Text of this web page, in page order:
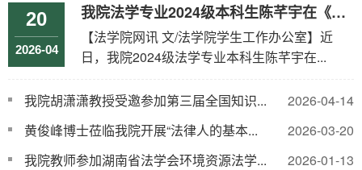
20
2026-04
我院法学专业2024级本科生陈芊宇在《湖...
【法学院网讯 文/法学院学生工作办公室】近
日，我院2024级法学专业本科生陈芊宇在...
2026-04-14
我院胡潇潇教授受邀参加第三届全国知识...
2026-03-20
黄俊峰博士莅临我院开展“法律人的基本...
2026-01-13
我院教师参加湖南省法学会环境资源法学...